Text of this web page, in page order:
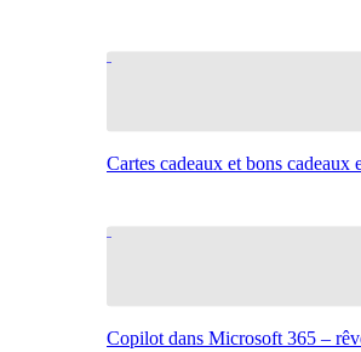
Cartes cadeaux et bons cadeaux
Copilot dans Microsoft 365 –